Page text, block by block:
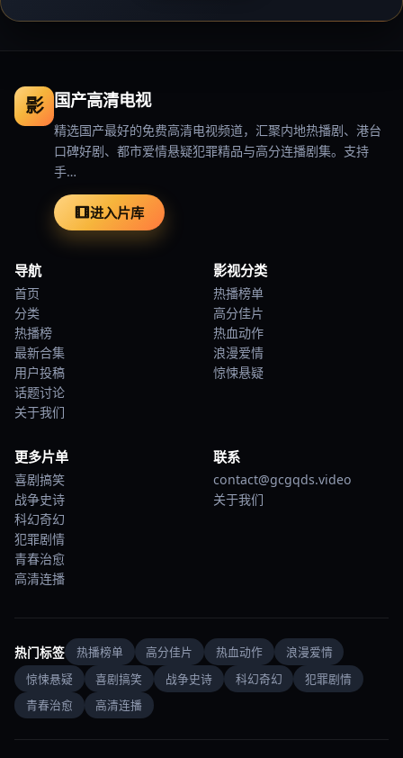
影 国产高清电视
精选国产最好的免费高清电视频道，汇聚内地热播剧、港台
口碑好剧、都市爱情悬疑犯罪精品与高分连播剧集。支持
手…
进入片库
导航
首页
分类
热播榜
最新合集
用户投稿
话题讨论
关于我们
影视分类
热播榜单
高分佳片
热血动作
浪漫爱情
惊悚悬疑
更多片单
喜剧搞笑
战争史诗
科幻奇幻
犯罪剧情
青春治愈
高清连播
联系
contact@gcgqds.video
关于我们
热门标签 热播榜单 高分佳片 热血动作
浪漫爱情
惊悚悬疑
喜剧搞笑 战争史诗 科幻奇幻
犯罪剧情
青春治愈
高清连播